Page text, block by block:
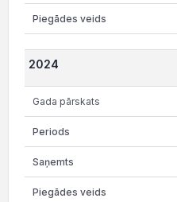
2024
Gada pārskats